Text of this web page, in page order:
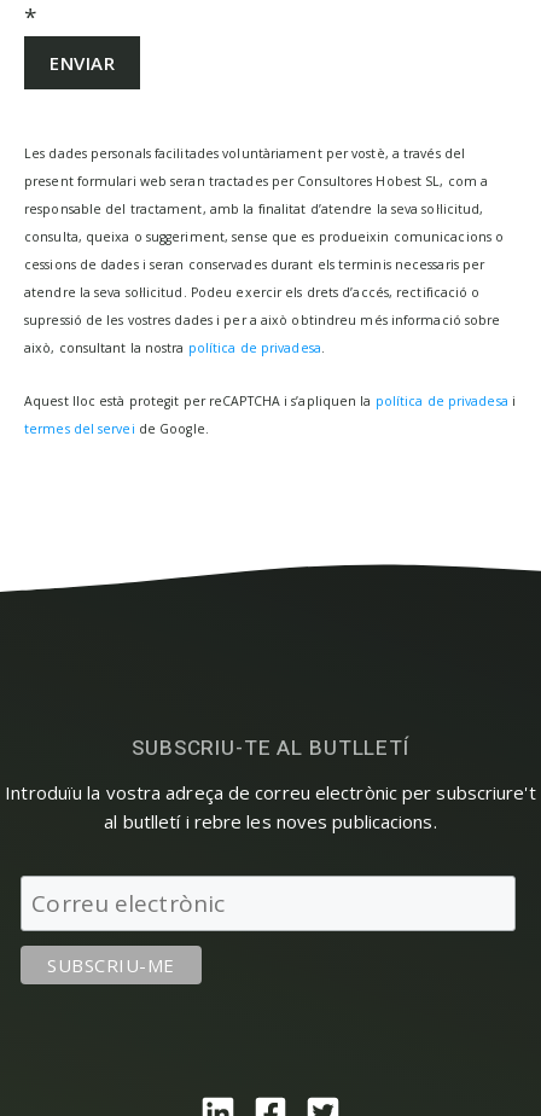
*
Les dades personals facilitades voluntàriament per vostè, a través del
present formulari web seran tractades per Consultores Hobest SL, com a
responsable del tractament, amb la finalitat d’atendre la seva sol·licitud,
consulta, queixa o suggeriment, sense que es produeixin comunicacions o
cessions de dades i seran conservades durant els terminis necessaris per
atendre la seva sol·licitud. Podeu exercir els drets d’accés, rectificació o
supressió de les vostres dades i per a això obtindreu més informació sobre
això, consultant la nostra política de privadesa.
Aquest lloc està protegit per reCAPTCHA i s’apliquen la política de privadesa i
termes del servei de Google.
SUBSCRIU-TE AL BUTLLETÍ
Introduïu la vostra adreça de correu electrònic per subscriure't
al butlletí i rebre les noves publicacions.